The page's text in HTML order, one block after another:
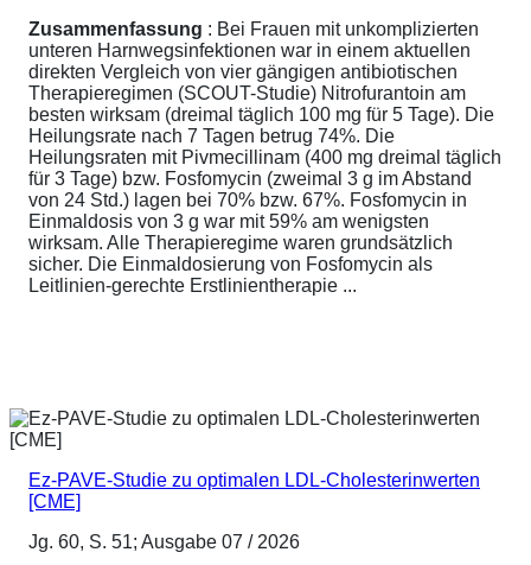
Zusammenfassung : Bei Frauen mit unkomplizierten
unteren Harnwegsinfektionen war in einem aktuellen
direkten Vergleich von vier gängigen antibiotischen
Therapieregimen (SCOUT-Studie) Nitrofurantoin am
besten wirksam (dreimal täglich 100 mg für 5 Tage). Die
Heilungsrate nach 7 Tagen betrug 74%. Die
Heilungsraten mit Pivmecillinam (400 mg dreimal täglich
für 3 Tage) bzw. Fosfomycin (zweimal 3 g im Abstand
von 24 Std.) lagen bei 70% bzw. 67%. Fosfomycin in
Einmaldosis von 3 g war mit 59% am wenigsten
wirksam. Alle Therapieregime waren grundsätzlich
sicher. Die Einmaldosierung von Fosfomycin als
Leitlinien-gerechte Erstlinientherapie ...
Ez-PAVE-Studie zu optimalen LDL-Cholesterinwerten
[CME]
Jg. 60, S. 51; Ausgabe 07 / 2026